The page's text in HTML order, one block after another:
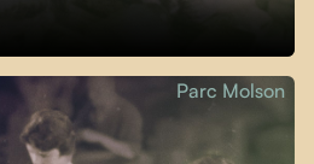
Parc Molson